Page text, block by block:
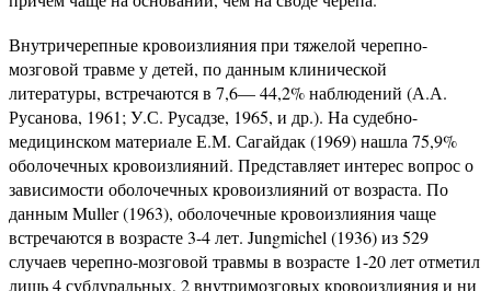
Внутричерепные кровоизлияния при тяжелой черепно-
мозговой травме у детей, по данным клинической
литературы, встречаются в 7,6— 44,2% наблюдений (А.А.
Русанова, 1961; У.С. Русадзе, 1965, и др.). На судебно-
медицинском материале Е.М. Сагайдак (1969) нашла 75,9%
оболочечных кровоизлияний. Представляет интерес вопрос о
зависимости оболочечных кровоизлияний от возраста. По
данным Muller (1963), оболочечные кровоизлияния чаще
встречаются в возрасте 3-4 лет. Jungmichel (1936) из 529
случаев черепно-мозговой травмы в возрасте 1-20 лет отметил
лишь 4 субдуральных, 2 внутримозговых кровоизлияния и ни